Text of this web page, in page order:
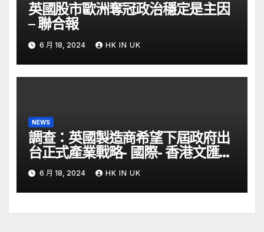
英國股市歐洲奪冠政治穩定是主因
– 聯合報
6 月 18, 2024 HK IN UK
NEWS
調查：英國製造商希望下屆政府出
台正式產業戰略- 國際- 香港文匯網
– 文匯報
6 月 18, 2024 HK IN UK